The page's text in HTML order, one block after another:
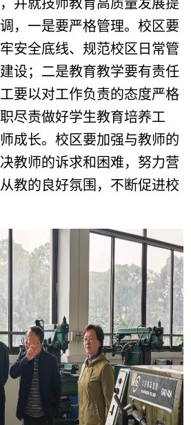
并就技师教育高质量发展提
，一是要严格管理。校区要
安全底线、规范校区日常管
设；二是教育教学要有责任
要以对工作负责的态度严格
尽责做好学生教育培养工
成长。校区要加强与教师的
教师的诉求和困难，努力营
教的良好氛围，不断促进校